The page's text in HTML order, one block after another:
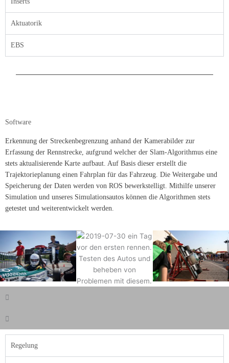
Aktuatorik
EBS
Software
Erkennung der Streckenbegrenzung anhand der Kamerabilder zur
Erfassung der Rennstrecke, aufgrund welcher der Slam-Algorithmus eine
stets aktualisierende Karte aufbaut. Auf Basis dieser erstellt die
Trajektorieplanung einen Fahrplan für das Fahrzeug. Die Weitergabe und
Speicherung der Daten werden von ROS bewerkstelligt. Mithilfe unserer
Simulation und unseres Simulationsautos können die Algorithmen stets
getestet und weiterentwickelt werden.
Regelung